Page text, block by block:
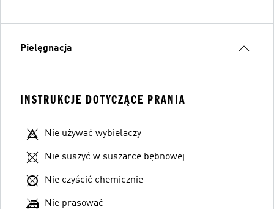
Pielęgnacja
INSTRUKCJE DOTYCZĄCE PRANIA
Nie używać wybielaczy
Nie suszyć w suszarce bębnowej
Nie czyścić chemicznie
Nie prasować